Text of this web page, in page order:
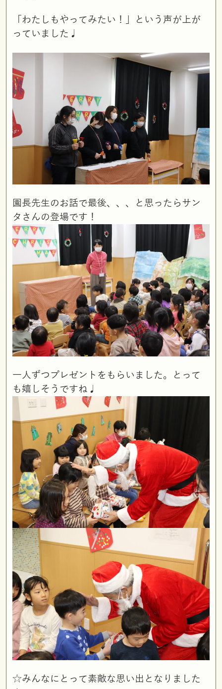
「わたしもやってみたい！」という声が上が
っていました♩
園長先生のお話で最後、、、と思ったらサン
タさんの登場です！
一人ずつプレゼントをもらいました。とって
も嬉しそうですね♩
☆みんなにとって素敵な思い出となりました